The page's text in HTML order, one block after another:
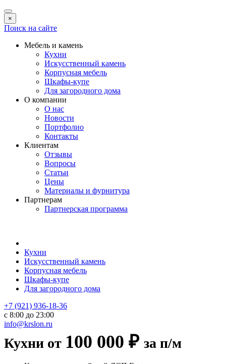
×
Поиск на сайте
Мебель и камень
Кухни
Искусственный камень
Корпусная мебель
Шкафы-купе
Для загородного дома
О компании
О нас
Новости
Портфолио
Контакты
Клиентам
Отзывы
Вопросы
Статьи
Цены
Материалы и фурнитура
Партнерам
Партнерская программа
Кухни
Искусственный камень
Корпусная мебель
Шкафы-купе
Для загородного дома
+7 (921) 936-18-36
с 8:00 до 23:00
info@krslon.ru
Кухни от 100 000 ₽ за п/м